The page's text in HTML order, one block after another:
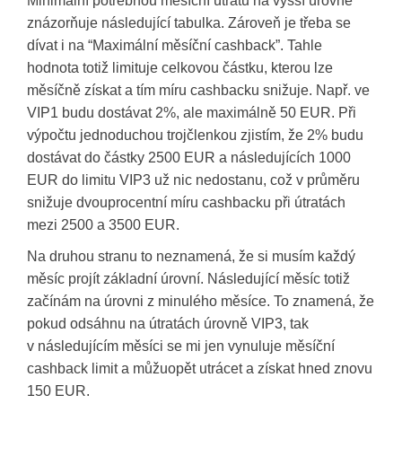
znázorňuje následující tabulka. Zároveň je třeba se
dívat i na “Maximální měsíční cashback”. Tahle
hodnota totiž limituje celkovou částku, kterou lze
měsíčně získat a tím míru cashbacku snižuje. Např. ve
VIP1 budu dostávat 2%, ale maximálně 50 EUR. Při
výpočtu jednoduchou trojčlenkou zjistím, že 2% budu
dostávat do částky 2500 EUR a následujících 1000
EUR do limitu VIP3 už nic nedostanu, což v průměru
snižuje dvouprocentní míru cashbacku při útratách
mezi 2500 a 3500 EUR.
Na druhou stranu to neznamená, že si musím každý
měsíc projít základní úrovní. Následující měsíc totiž
začínám na úrovni z minulého měsíce. To znamená, že
pokud odsáhnu na útratách úrovně VIP3, tak
v následujícím měsíci se mi jen vynuluje měsíční
cashback limit a můžuopět utrácet a získat hned znovu
150 EUR.